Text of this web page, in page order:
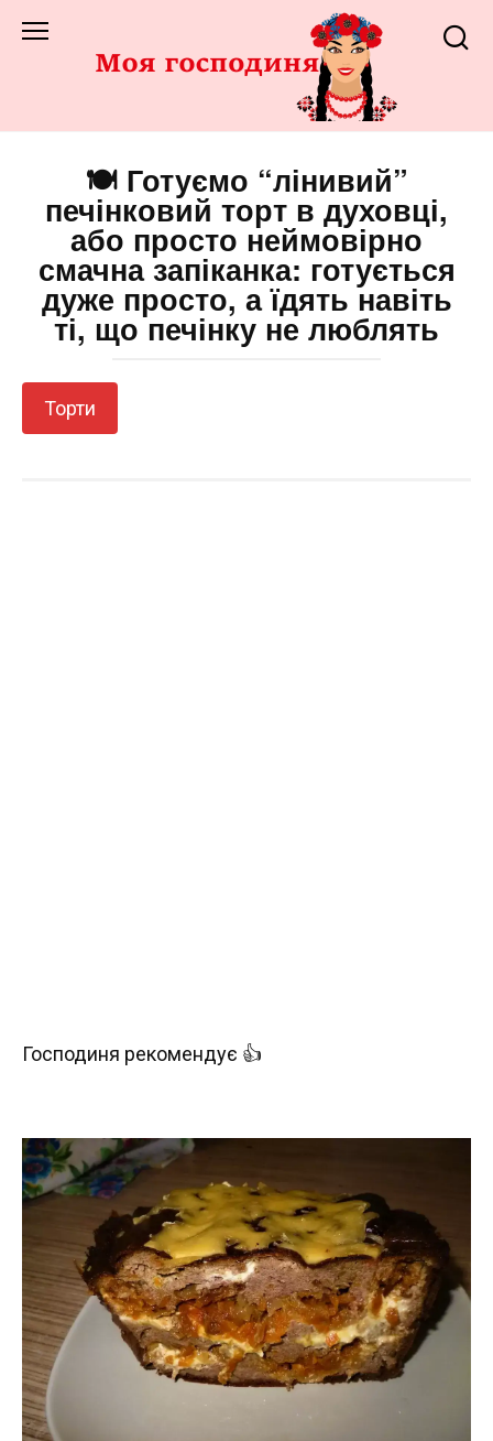
до
🍽️ Готуємо “лінивий”
печінковий торт в духовці,
або просто неймовірно
смачна запіканка: готується
дуже просто, а їдять навіть
ті, що печінку не люблять
Торти
Господиня рекомендує 👍